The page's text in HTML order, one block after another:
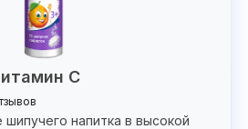
С
напитка в высокой